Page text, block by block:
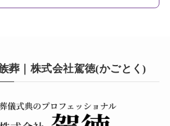
葬｜株式会社駕徳(かごとく)